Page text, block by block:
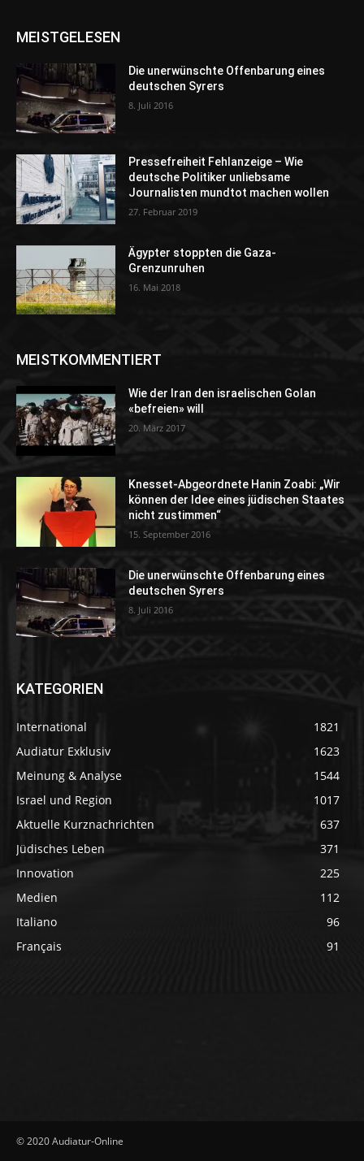
MEISTGELESEN
Die unerwünschte Offenbarung eines
deutschen Syrers
8. Juli 2016
Pressefreiheit Fehlanzeige – Wie
deutsche Politiker unliebsame
Journalisten mundtot machen wollen
27. Februar 2019
Ägypter stoppten die Gaza-
Grenzunruhen
16. Mai 2018
MEISTKOMMENTIERT
Wie der Iran den israelischen Golan
«befreien» will
20. März 2017
Knesset-Abgeordnete Hanin Zoabi: „Wir
können der Idee eines jüdischen Staates
nicht zustimmen“
15. September 2016
Die unerwünschte Offenbarung eines
deutschen Syrers
8. Juli 2016
KATEGORIEN
International
1821
Audiatur Exklusiv
1623
Meinung & Analyse
1544
Israel und Region
1017
Aktuelle Kurznachrichten
637
Jüdisches Leben
371
Innovation
225
Medien
112
Italiano
96
Français
91
© 2020 Audiatur-Online